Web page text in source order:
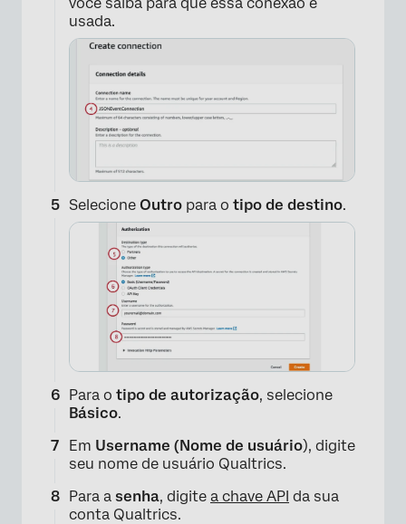
×
usada.
Selecione Outro para o tipo de destino.
Para o tipo de autorização, selecione
Básico.
Em Username (Nome de usuário), digite
seu nome de usuário Qualtrics.
Para a senha, digite a chave API da sua
conta Qualtrics.